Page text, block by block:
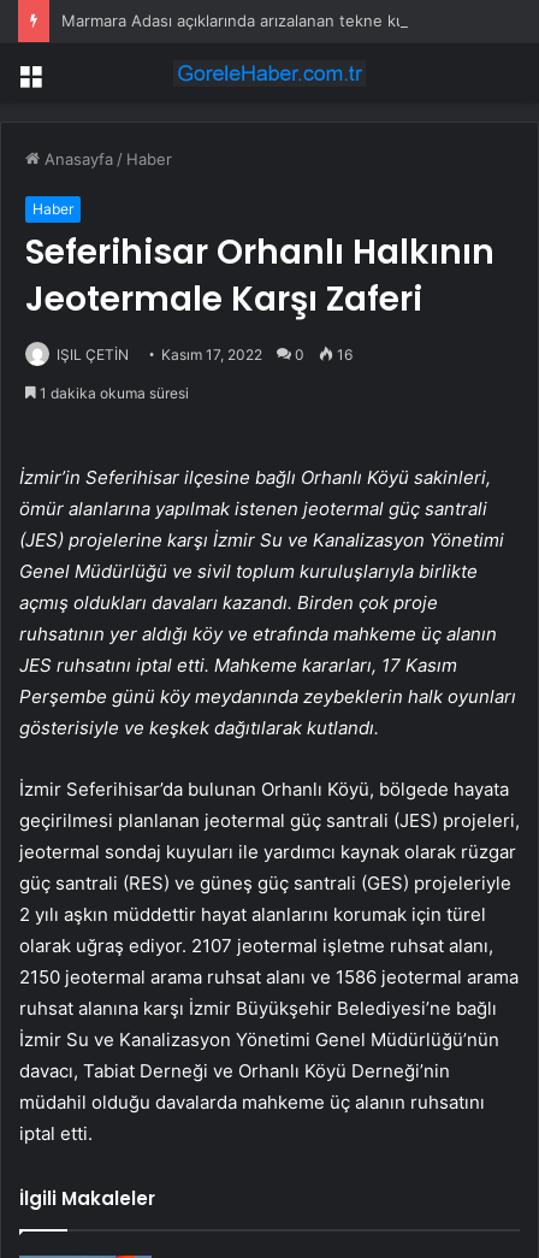
Marmara Adası açıklarında arızalanan tekne kurtarıldı
Menü
Anasayfa / Haber
Haber
Seferihisar Orhanlı Halkının
Jeotermale Karşı Zaferi
IŞIL ÇETİN Kasım 17, 2022 0 16
1 dakika okuma süresi
İzmir’in Seferihisar ilçesine bağlı Orhanlı Köyü sakinleri,
ömür alanlarına yapılmak istenen jeotermal güç santrali
(JES) projelerine karşı İzmir Su ve Kanalizasyon Yönetimi
Genel Müdürlüğü ve sivil toplum kuruluşlarıyla birlikte
açmış oldukları davaları kazandı. Birden çok proje
ruhsatının yer aldığı köy ve etrafında mahkeme üç alanın
JES ruhsatını iptal etti. Mahkeme kararları, 17 Kasım
Perşembe günü köy meydanında zeybeklerin halk oyunları
gösterisiyle ve keşkek dağıtılarak kutlandı.
İzmir Seferihisar’da bulunan Orhanlı Köyü, bölgede hayata
geçirilmesi planlanan jeotermal güç santrali (JES) projeleri,
jeotermal sondaj kuyuları ile yardımcı kaynak olarak rüzgar
güç santrali (RES) ve güneş güç santrali (GES) projeleriyle
2 yılı aşkın müddettir hayat alanlarını korumak için türel
olarak uğraş ediyor. 2107 jeotermal işletme ruhsat alanı,
2150 jeotermal arama ruhsat alanı ve 1586 jeotermal arama
ruhsat alanına karşı İzmir Büyükşehir Belediyesi’ne bağlı
İzmir Su ve Kanalizasyon Yönetimi Genel Müdürlüğü’nün
davacı, Tabiat Derneği ve Orhanlı Köyü Derneği’nin
müdahil olduğu davalarda mahkeme üç alanın ruhsatını
iptal etti.
İlgili Makaleler